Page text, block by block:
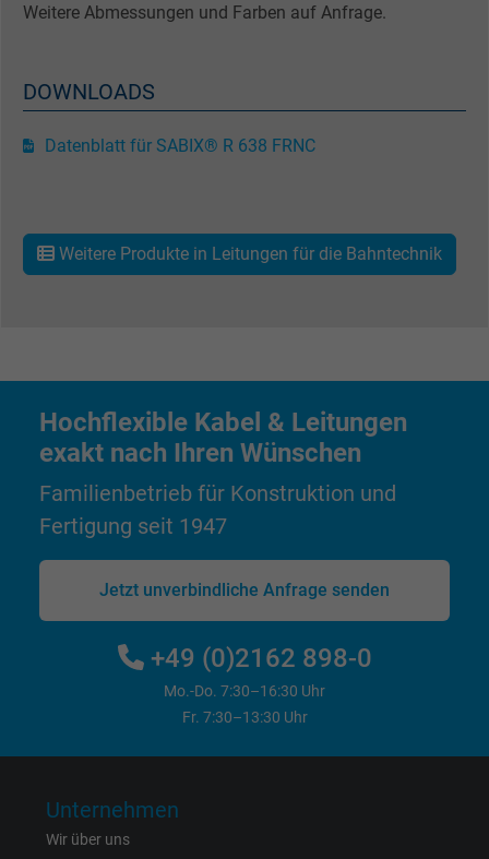
c_user, Facebook Pixel
Name datr, Facebook Pixel
Zweck
Cookie von Facebook für Website-Analyse,
Anzeigenausrichtung und
Name fr, Facebook Pixel
Anbieter
Laufzeit 1 Jahr
Cookie von Facebook für Website-Analyse,
Anzeigenausrichtung und
Name m_pixel_ration, Facebook Pixel
Anbieter Facebook Ireland Ltd.
Weitere Abmessungen und Farben auf Anfrage.
DOWNLOADS
Datenblatt für SABIX® R 638 FRNC
Weitere Produkte in Leitungen für die Bahntechnik
Hochflexible Kabel & Leitungen
exakt nach Ihren Wünschen
Familienbetrieb für Konstruktion und
Fertigung seit 1947
Jetzt unverbindliche Anfrage senden
+49 (0)2162 898-0
Mo.-Do. 7:30–16:30 Uhr
Fr. 7:30–13:30 Uhr
Unternehmen
Wir über uns